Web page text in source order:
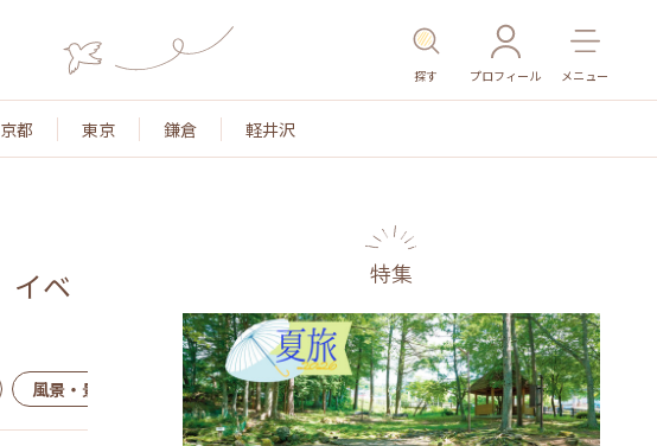
探す プロフィール メニュー
京都 東京 鎌倉 軽井沢
イベ
風景・景色 名所・旧跡 温泉・スパ その他施設 ごはん
特集